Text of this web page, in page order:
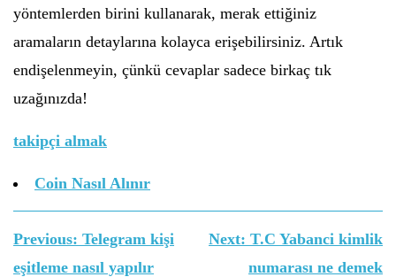
yöntemlerden birini kullanarak, merak ettiğiniz
aramaların detaylarına kolayca erişebilirsiniz. Artık
endişelenmeyin, çünkü cevaplar sadece birkaç tık
uzağınızda!
takipçi almak
Coin Nasıl Alınır
Yazı
gezinmesi
Previous: Telegram kişi
eşitleme nasıl yapılır
Next: T.C Yabanci kimlik
numarası ne demek